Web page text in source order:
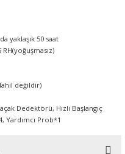
yaklaşık 50 saat
RH(yoğuşmasız)
değildir)
Dedektörü, Hızlı Başlangıç
Yardımcı Prob*1